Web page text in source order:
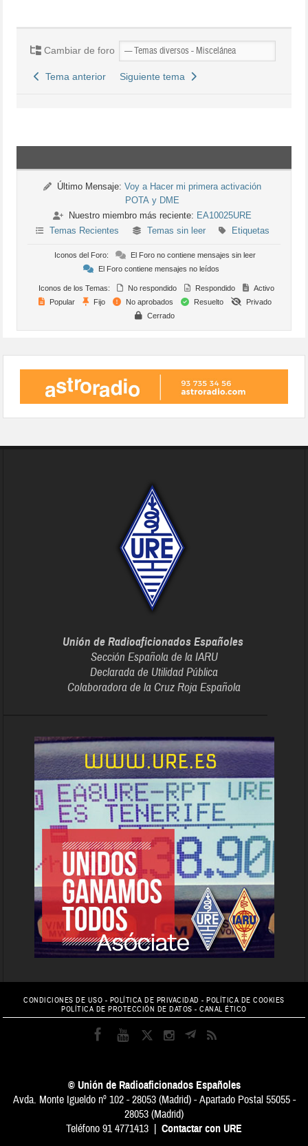
Cambiar de foro
Tema anterior Siguiente tema
Último Mensaje: Voy a Hacer mi primera activación
POTA y DME
Nuestro miembro más reciente: EA10025URE
Temas Recientes
Temas sin leer Etiquetas
Iconos del Foro:
El Foro no contiene mensajes sin leer
El Foro contiene mensajes no leídos
Iconos de los Temas: No respondido Respondido
Activo
Popular
Fijo No aprobados Resuelto
Privado
Cerrado
Unión de Radioaficionados Españoles
Sección Española de la IARU
Declarada de Utilidad Pública
Colaboradora de la Cruz Roja Española
CONDICIONES DE USO - POLÍTICA DE PRIVACIDAD -POLÍTICA DE COOKIES
POLÍTICA DE PROTECCIÓN DE DATOS -CANAL ÉTICO
© Unión de Radioaficionados Españoles
Avda. Monte Igueldo nº 102 - 28053 (Madrid) - Apartado Postal 55055 -
28053 (Madrid)
Teléfono 91 4771413 | Contactar con URE